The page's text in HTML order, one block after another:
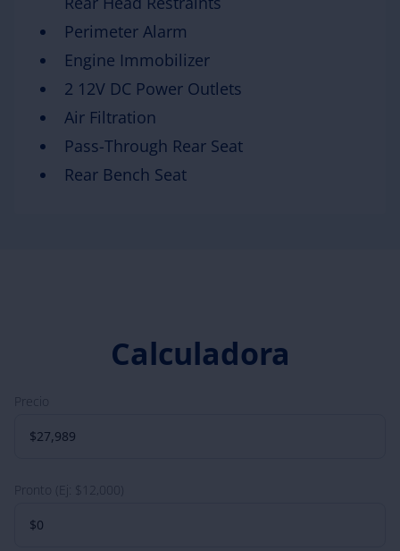
Perimeter Alarm
Engine Immobilizer
2 12V DC Power Outlets
Air Filtration
Pass-Through Rear Seat
Rear Bench Seat
Calculadora
Precio
Pronto (Ej: $12,000)